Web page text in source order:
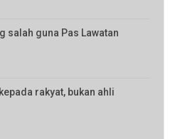
salah guna Pas Lawatan
rakyat, bukan ahli